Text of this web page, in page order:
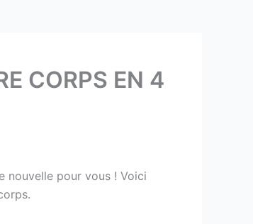
CORPS EN 4
nouvelle pour vous ! Voici